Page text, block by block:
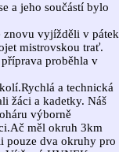
a jeho součástí bylo
znovu vyjížděli v pátek
mistrovskou trať.
proběhla v
a technická
žáci a kadetky. Náš
výborně
měl okruh 3km
pouze dva okruhy pro